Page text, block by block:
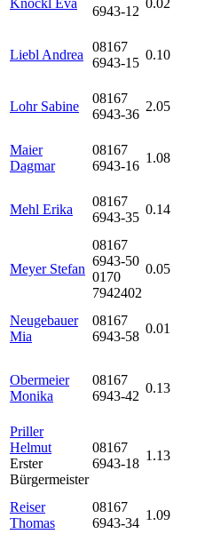
Knöckl Eva
6943-12
0.02
Liebl Andrea
08167
6943-15
0.10
Lohr Sabine
08167
6943-36
2.05
Maier
Dagmar
08167
6943-16
1.08
Mehl Erika
08167
6943-35
0.14
Meyer Stefan
08167
6943-50
0170
7942402
0.05
Neugebauer
Mia
08167
6943-58
0.01
Obermeier
Monika
08167
6943-42
0.13
Priller
Helmut
Erster
Bürgermeister
08167
6943-18
1.13
Reiser
Thomas
08167
6943-34
1.09